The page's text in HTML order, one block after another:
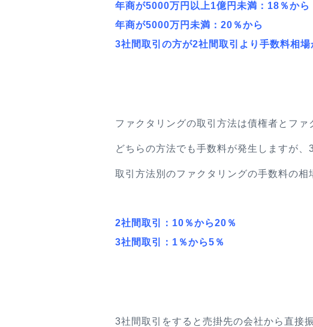
年商が5000万円以上1億円未満：18％から
年商が5000万円未満：20％から
3社間取引の方が2社間取引より手数料相場
ファクタリングの取引方法は債権者とフ
どちらの方法でも手数料が発生しますが、
取引方法別のファクタリングの手数料の相
2社間取引：10％から20％
3社間取引：1％から5％
3社間取引をすると売掛先の会社から直接